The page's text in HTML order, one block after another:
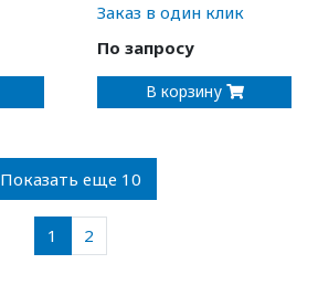
Заказ в один клик
По запросу
В корзину
Показать еще 10
1 2